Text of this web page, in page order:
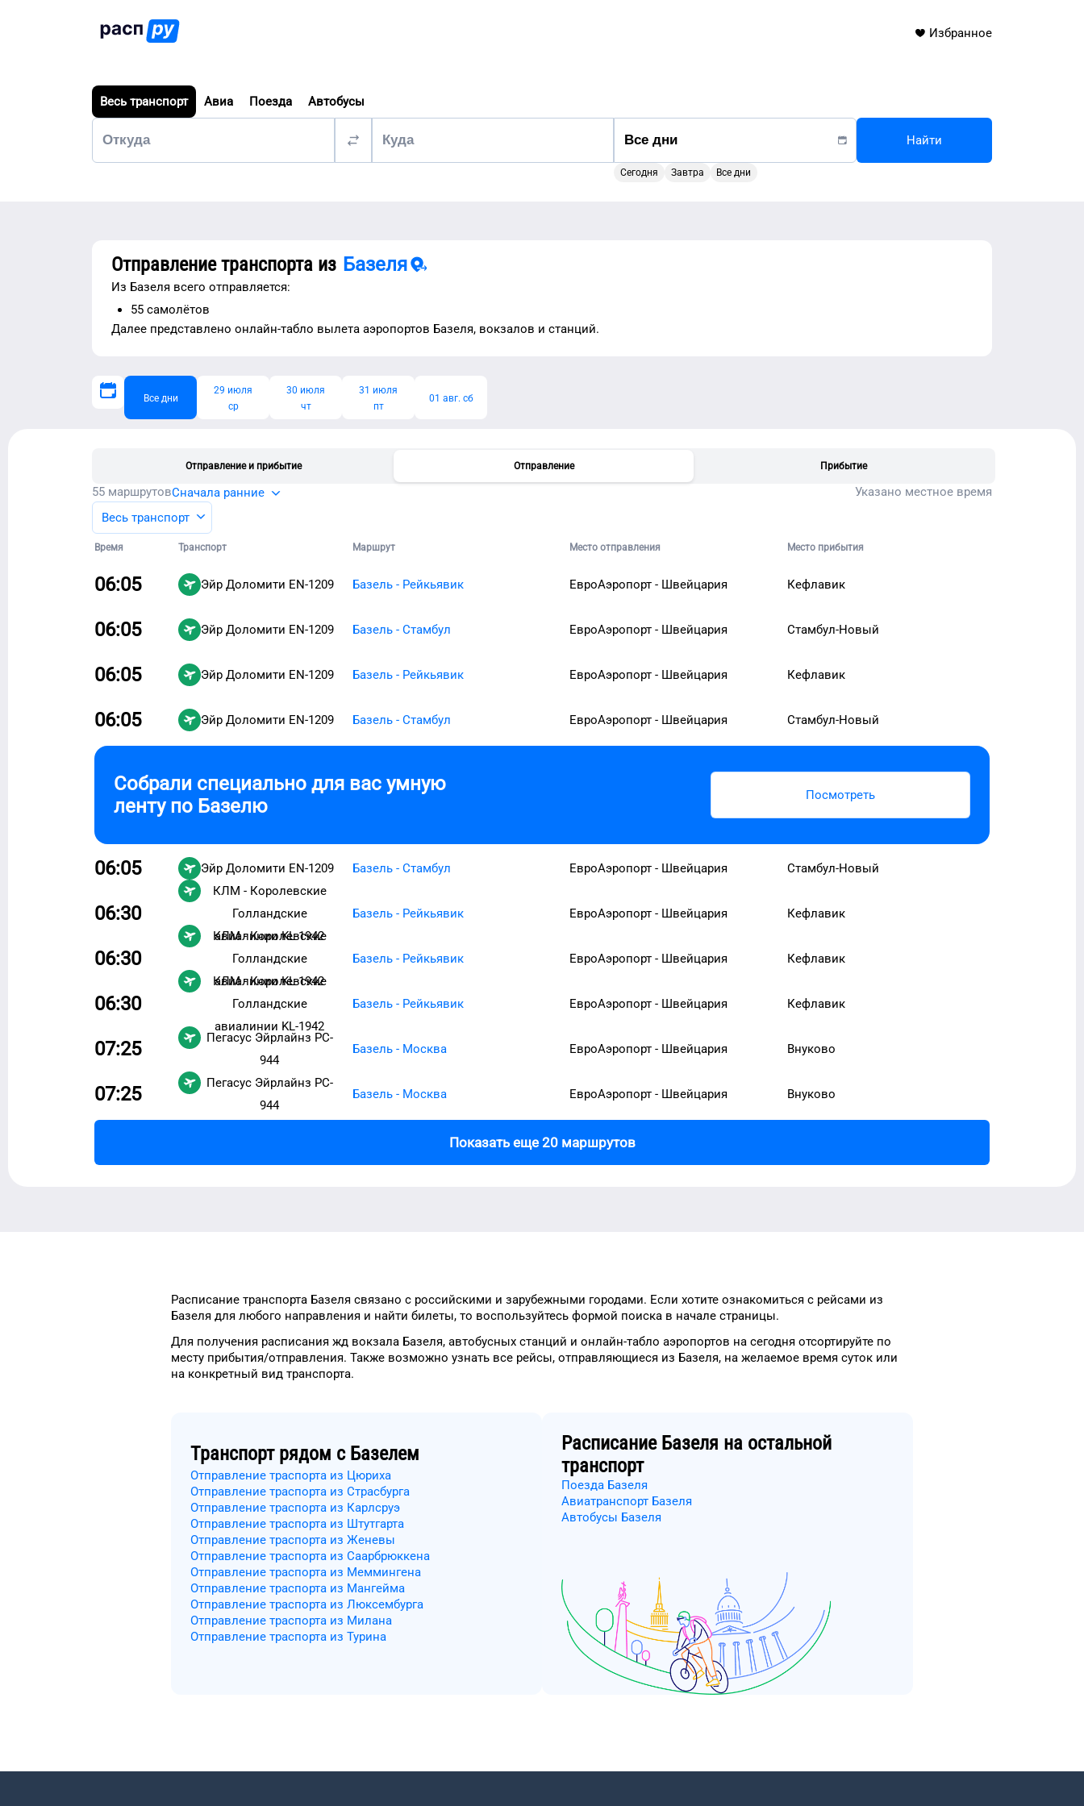
Избранное
Весь транспорт Авиа Поезда Автобусы
Сегодня Завтра Все дни
Найти
Отправление транспорта из Базеля
Из Базеля всего отправляется:
55 самолётов
Далее представлено онлайн-табло вылета аэропортов Базеля, вокзалов и станций.
Все дни
29 июля
ср
30 июля
чт
31 июля
пт
01 авг. сб
Отправление и прибытие Отправление Прибытие
55 маршрутовСначала ранние
Указано местное время
Весь транспорт
Время Транспорт Маршрут Место отправления Место прибытия
06:05 Эйр Доломити EN-1209 Базель - Рейкьявик ЕвроАэропорт - Швейцария Кефлавик
06:05 Эйр Доломити EN-1209 Базель - Стамбул ЕвроАэропорт - Швейцария Стамбул-Новый
06:05 Эйр Доломити EN-1209 Базель - Рейкьявик ЕвроАэропорт - Швейцария Кефлавик
06:05 Эйр Доломити EN-1209 Базель - Стамбул ЕвроАэропорт - Швейцария Стамбул-Новый
Собрали специально для вас умную
ленту по Базелю Посмотреть
06:05 Эйр Доломити EN-1209 Базель - Стамбул ЕвроАэропорт - Швейцария Стамбул-Новый
06:30
КЛМ - Королевские
Голландские
авиалинии KL-1942
Базель - Рейкьявик ЕвроАэропорт - Швейцария Кефлавик
06:30
КЛМ - Королевские
Голландские
авиалинии KL-1942
Базель - Рейкьявик ЕвроАэропорт - Швейцария Кефлавик
06:30
КЛМ - Королевские
Голландские
авиалинии KL-1942
Базель - Рейкьявик ЕвроАэропорт - Швейцария Кефлавик
07:25 Пегасус Эйрлайнз PC-
944
Базель - Москва ЕвроАэропорт - Швейцария Внуково
07:25 Пегасус Эйрлайнз PC-
944
Базель - Москва ЕвроАэропорт - Швейцария Внуково
Показать еще 20 маршрутов
Расписание транспорта Базеля связано с российскими и зарубежными городами. Если хотите ознакомиться с рейсами из
Базеля для любого направления и найти билеты, то воспользуйтесь формой поиска в начале страницы.
Для получения расписания жд вокзала Базеля, автобусных станций и онлайн-табло аэропортов на сегодня отсортируйте по
месту прибытия/отправления. Также возможно узнать все рейсы, отправляющиеся из Базеля, на желаемое время суток или
на конкретный вид транспорта.
Транспорт рядом с Базелем
Отправление траспорта из Цюриха
Отправление траспорта из Страсбурга
Отправление траспорта из Карлсруэ
Отправление траспорта из Штутгарта
Отправление траспорта из Женевы
Отправление траспорта из Саарбрюккена
Отправление траспорта из Меммингена
Отправление траспорта из Мангейма
Отправление траспорта из Люксембурга
Отправление траспорта из Милана
Отправление траспорта из Турина
Расписание Базеля на остальной
транспорт
Поезда Базеля
Авиатранспорт Базеля
Автобусы Базеля